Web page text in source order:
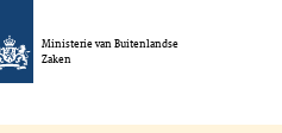
Ministerie van Buitenlandse
Zaken